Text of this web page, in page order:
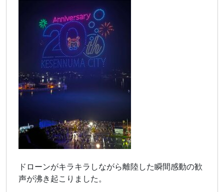
ドローンがキラキラしながら離陸した瞬間感動の歓
声が沸き起こりました。